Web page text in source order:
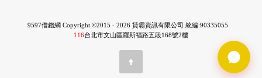
9597借錢網 Copyright ©2015 - 2026 貸霸資訊有限公司 統編:90335055
116台北市文山區羅斯福路五段168號2樓